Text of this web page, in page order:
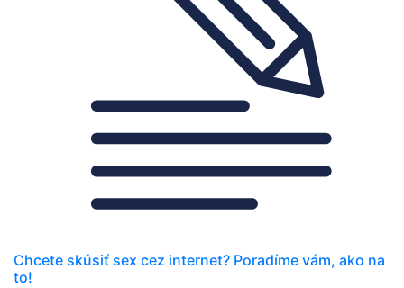
Chcete skúsiť sex cez internet? Poradíme vám, ako na
to!